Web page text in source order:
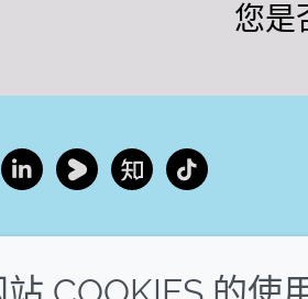
您是
LinkedInYoukuZhihu Tiktok